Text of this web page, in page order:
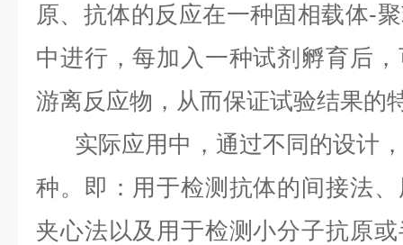
原、抗体的反应在一种固相载体-
中进行，每加入一种试剂孵育后
游离反应物，从而保证试验结果的
实际应用中，通过不同的设计
种。即：用于检测抗体的间接法
夹心法以及用于检测小分子抗原